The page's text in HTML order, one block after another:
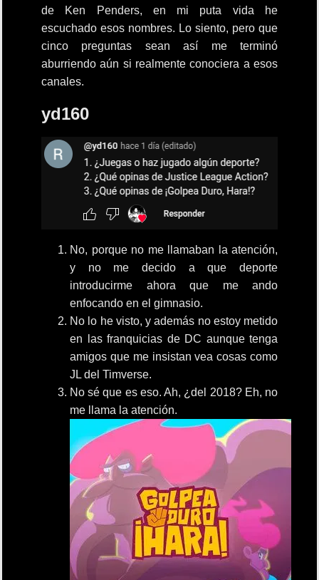
de Ken Penders, en mi puta vida he
escuchado esos nombres. Lo siento, pero que
cinco preguntas sean así me terminó
aburriendo aún si realmente conociera a esos
canales.
yd160
No, porque no me llamaban la atención,
y no me decido a que deporte
introducirme ahora que me ando
enfocando en el gimnasio.
No lo he visto, y además no estoy metido
en las franquicias de DC aunque tenga
amigos que me insistan vea cosas como
JL del Timverse.
No sé que es eso. Ah, ¿del 2018? Eh, no
me llama la atención.